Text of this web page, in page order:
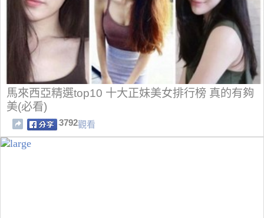
馬來西亞精選top10 十大正妹美女排行榜 真的有夠
美(必看)
3792觀看